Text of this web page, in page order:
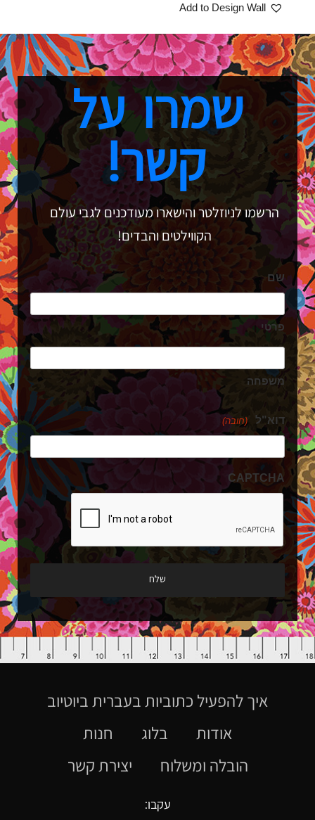
Add to Design Wall
שמרו על
קשר!
הרשמו לניוזלטר והישארו מעודכנים לגבי עולם
הקווילטים והבדים!
שם
פרטי
משפחה
דוא"ל (חובה)
CAPTCHA
איך להפעיל כתוביות בעברית ביוטיוב
אודות
בלוג
חנות
הובלה ומשלוח
יצירת קשר
עקבו: